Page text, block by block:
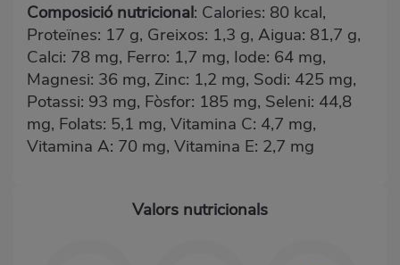
Composició nutricional: Calories: 80 kcal,
Proteïnes: 17 g, Greixos: 1,3 g, Aigua: 81,7 g,
Calci: 78 mg, Ferro: 1,7 mg, Iode: 64 mg,
Magnesi: 36 mg, Zinc: 1,2 mg, Sodi: 425 mg,
Potassi: 93 mg, Fòsfor: 185 mg, Seleni: 44,8
mg, Folats: 5,1 mg, Vitamina C: 4,7 mg,
Vitamina A: 70 mg, Vitamina E: 2,7 mg
Valors nutricionals